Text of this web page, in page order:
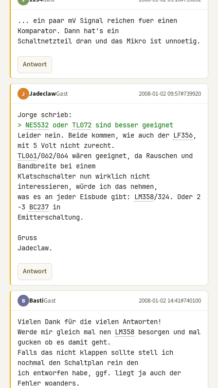
... ein paar mV Signal reichen fuer einen
Komparator. Dann hat's ein
Schaltnetzteil dran und das Mikro ist unnoetig.
Antwort
J JadeclawGast 2008-01-02 09:57#739920
> NE5532 oder TL072 sind besser geeignet
Leider nein. Beide kommen, wie auch der LF356,
TL061/062/064 wären geeignet, da Rauschen und
Bandbreite bei einem
Klatschschalter nun wirklich nicht
interessieren, würde ich das nehmen,
was es an jeder Eisbude gibt: LM358/324. Oder 2
-3 BC237 in
Emitterschaltung.
Gruss
Jadeclaw.
Antwort
B BastiGast 2008-01-02 14:41#740100
Vielen Dank für die vielen Antworten!
Werde mir gleich mal nen LM358 besorgen und mal
gucken ob es damit geht.
Falls das nicht klappen sollte stell ich
nochmal den Schaltplan rein den
ich entworfen habe, ggf. liegt ja auch der
Fehler woanders.